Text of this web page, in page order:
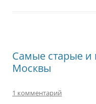
Самые старые и
Москвы
1 комментарий